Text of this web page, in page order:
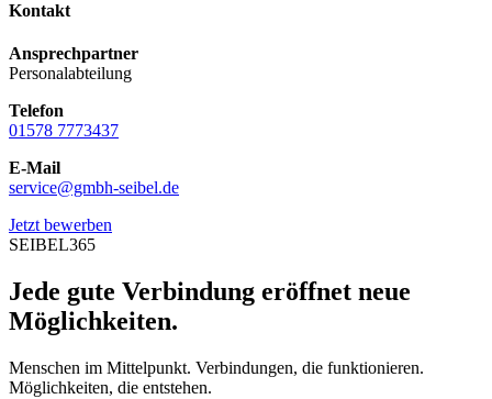
Kontakt
Ansprechpartner
Personalabteilung
Telefon
01578 7773437
E-Mail
service@gmbh-seibel.de
Jetzt bewerben
SEIBEL365
Jede gute Verbindung eröffnet neue
Möglichkeiten.
Menschen im Mittelpunkt. Verbindungen, die funktionieren.
Möglichkeiten, die entstehen.